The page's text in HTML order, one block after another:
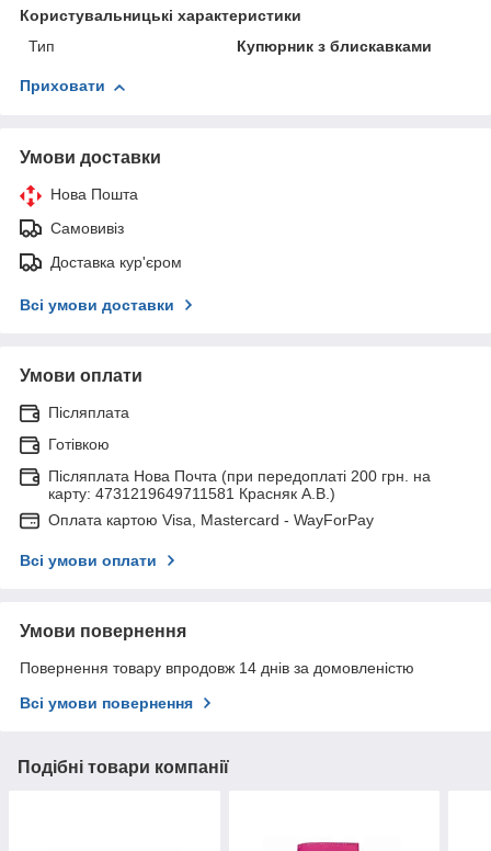
Користувальницькі характеристики
Тип
Купюрник з блискавками
Приховати
Умови доставки
Нова Пошта
Самовивіз
Доставка кур'єром
Всі умови доставки
Умови оплати
Післяплата
Готівкою
Післяплата Нова Почта (при передоплаті 200 грн. на
карту: 4731219649711581 Красняк А.В.)
Оплата картою Visa, Mastercard - WayForPay
Всі умови оплати
Умови повернення
Повернення товару впродовж 14 днів за домовленістю
Всі умови повернення
Подібні товари компанії